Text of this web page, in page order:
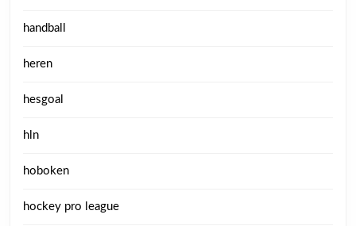
handball
heren
hesgoal
hln
hoboken
hockey pro league